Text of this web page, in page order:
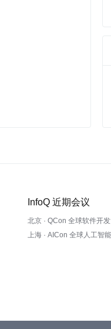
InfoQ 近期会议
北京 · QCon 全球软件开
上海 · AICon 全球人工智